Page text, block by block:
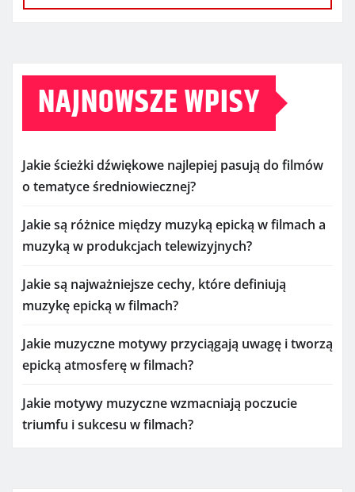
NAJNOWSZE WPISY
Jakie ścieżki dźwiękowe najlepiej pasują do filmów
o tematyce średniowiecznej?
Jakie są różnice między muzyką epicką w filmach a
muzyką w produkcjach telewizyjnych?
Jakie są najważniejsze cechy, które definiują
muzykę epicką w filmach?
Jakie muzyczne motywy przyciągają uwagę i tworzą
epicką atmosferę w filmach?
Jakie motywy muzyczne wzmacniają poczucie
triumfu i sukcesu w filmach?